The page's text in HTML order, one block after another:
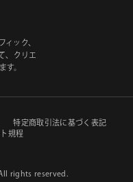
ック、
、クリエ
。
特定商取引法に基づく表記
規程
rights reserved.